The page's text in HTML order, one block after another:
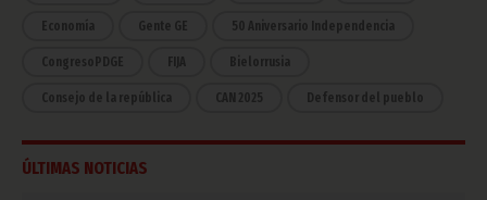
Economía Gente GE 50 Aniversario Independencia
CongresoPDGE FIJA Bielorrusia
Consejo de la república CAN 2025 Defensor del pueblo
ÚLTIMAS NOTICIAS